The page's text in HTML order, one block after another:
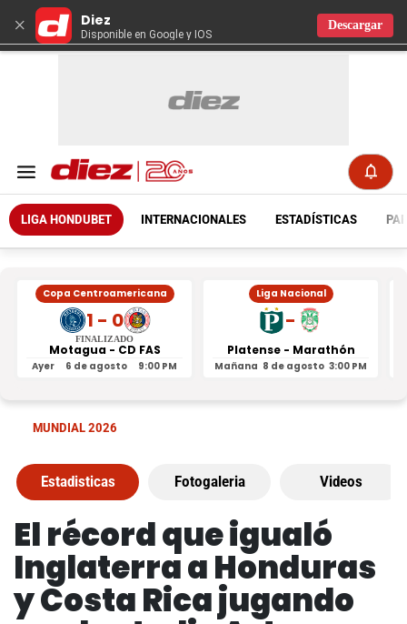
× Diez
Disponible en Google y IOS
Descargar
LIGA HONDUBET INTERNACIONALES ESTADÍSTICAS
Copa Centroamericana
1 - 0
FINALIZADO
Motagua - CD FAS
Ayer 6 de agosto 9:00 PM
Liga Nacional
-
Platense - Marathón
Mañana 8 de agosto 3:00 PM
MUNDIAL 2026
Estadisticas Fotogaleria Videos
El récord que igualó
Inglaterra a Honduras
y Costa Rica jugando